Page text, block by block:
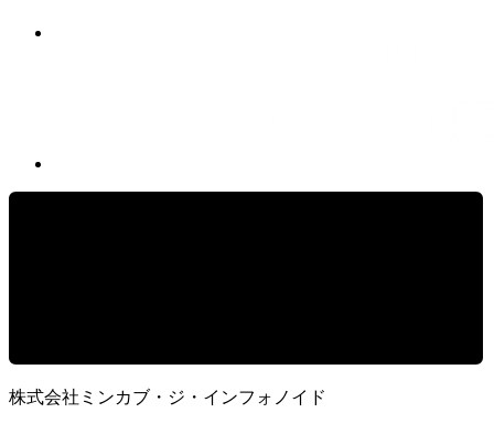
株式会社ミンカブ・ジ・インフォノイド